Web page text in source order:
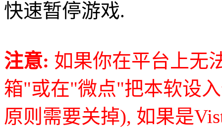
快速暂停游戏.
注意: 如果你在平台上无
箱"或在"微点"把本软设
原则需要关掉), 如果是